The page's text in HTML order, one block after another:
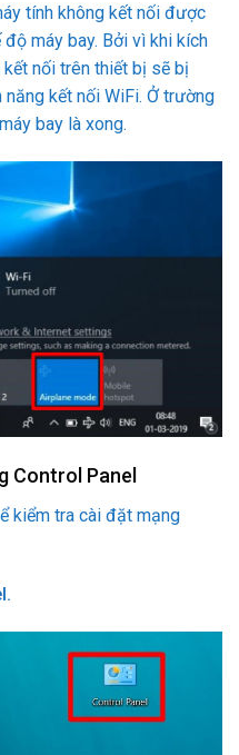
tính không kết nối được
máy bay. Bởi vì khi kích
nối trên thiết bị sẽ bị
kết nối WiFi. Ở trường
bay là xong.
Control Panel
kiểm tra cài đặt mạng